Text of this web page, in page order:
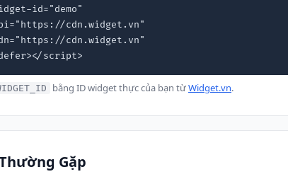
defer></script>
bằng ID widget thực của bạn từWidget.vn.
Gặp